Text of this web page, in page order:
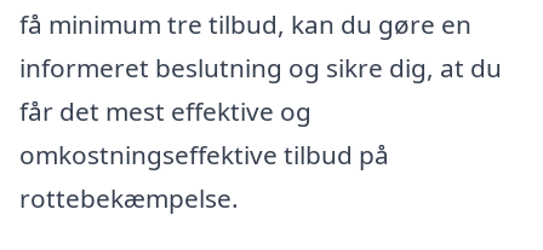
få minimum tre tilbud, kan du gøre en
informeret beslutning og sikre dig, at du
får det mest effektive og
omkostningseffektive tilbud på
rottebekæmpelse.